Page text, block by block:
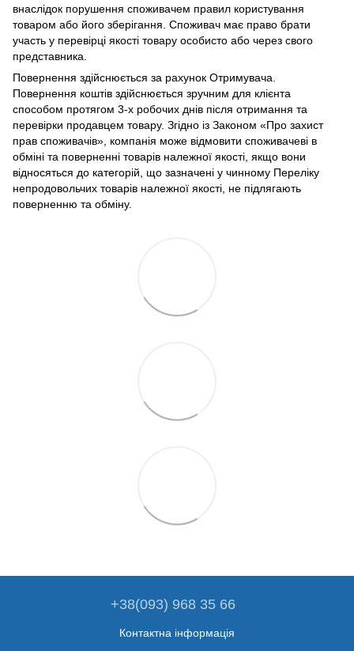
внаслідок порушення споживачем правил користування
товаром або його зберігання. Споживач має право брати
участь у перевірці якості товару особисто або через свого
представника.
Повернення здійснюється за рахунок Отримувача.
Повернення коштів здійснюється зручним для клієнта
способом протягом 3-х робочих днів після отримання та
перевірки продавцем товару. Згідно із Законом «Про захист
прав споживачів», компанія може відмовити споживачеві в
обміні та поверненні товарів належної якості, якщо вони
відносяться до категорій, що зазначені у чинному Переліку
непродовольчих товарів належної якості, не підлягають
поверненню та обміну.
+38(093) 968 35 66
Контактна інформація